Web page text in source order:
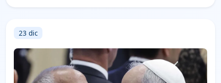
23 dic